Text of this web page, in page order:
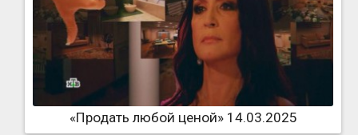
«Продать любой ценой» 14.03.2025